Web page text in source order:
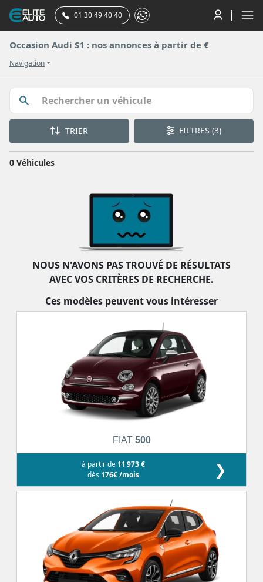
01 30 49 40 40
Occasion Audi S1 : nos annonces à partir de €
Navigation
TRIER FILTRES(3)
0 Véhicules
NOUS N'AVONS PAS TROUVÉ DE RÉSULTATS
AVEC VOS CRITÈRES DE RECHERCHE.
Ces modèles peuvent vous intéresser
FIAT 500
à partir de 11 973 €
dès 176€ /mois ❯